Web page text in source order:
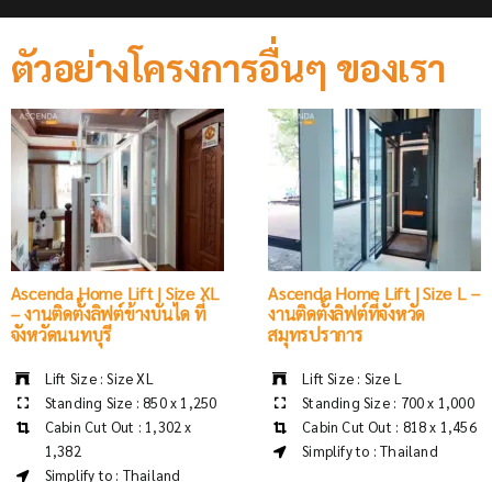
ตัวอย่างโครงการอื่นๆ ของเรา
Ascenda Home Lift | Size XL
– งานติดตั้งลิฟต์ข้างบันได ที่
จังหวัดนนทบุรี
Lift Size : Size XL
Standing Size : 850 x 1,250
Cabin Cut Out : 1,302 x
1,382
Simplify to : Thailand
Ascenda Home Lift | Size L –
งานติดตั้งลิฟต์ที่จังหวัด
สมุทรปราการ
Lift Size : Size L
Standing Size : 700 x 1,000
Cabin Cut Out : 818 x 1,456
Simplify to : Thailand